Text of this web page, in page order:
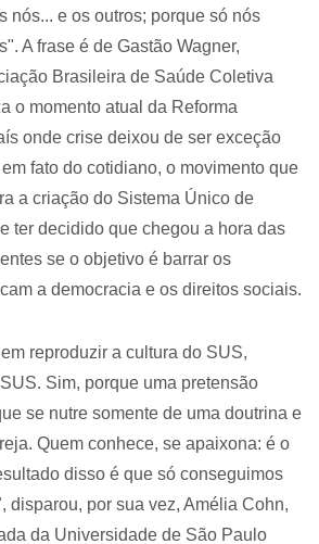
nós... e os outros; porque só nós
A frase é de Gastão Wagner,
Brasileira de Saúde Coletiva
o momento atual da Reforma
onde crise deixou de ser exceção
fato do cotidiano, o movimento que
a criação do Sistema Único de
ter decidido que chegou a hora das
se o objetivo é barrar os
a democracia e os direitos sociais.
reproduzir a cultura do SUS,
Sim, porque uma pretensão
se nutre somente de uma doutrina e
Quem conhece, se apaixona: é o
disso é que só conseguimos
disparou, por sua vez, Amélia Cohn,
da Universidade de São Paulo